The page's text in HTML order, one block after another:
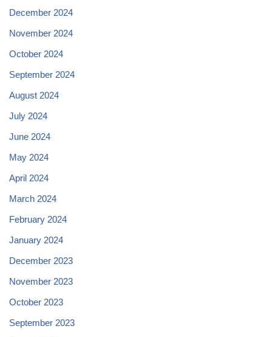
December 2024
November 2024
October 2024
September 2024
August 2024
July 2024
June 2024
May 2024
April 2024
March 2024
February 2024
January 2024
December 2023
November 2023
October 2023
September 2023